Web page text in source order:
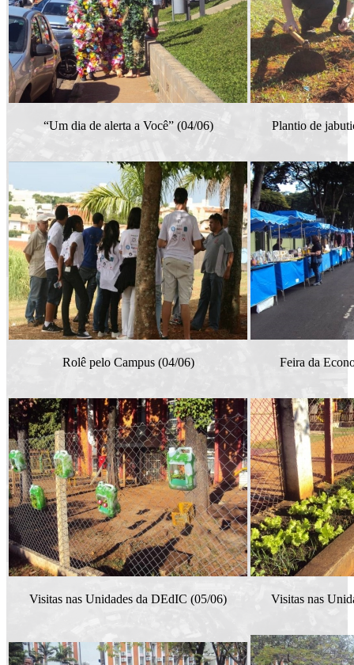
“Um dia de alerta a Você” (04/06) Plantio de
Rolê pelo Campus (04/06) Feira da
Visitas nas Unidades da DEdIC (05/06) Visitas nas